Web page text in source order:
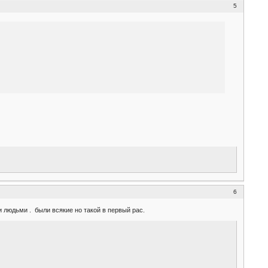
5
6
. были всякие но такой в первый рас.